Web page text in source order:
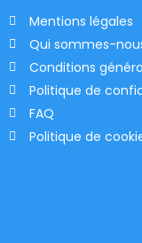
Mentions légales
Qui sommes-
Conditions
Politique de
FAQ
Politique de